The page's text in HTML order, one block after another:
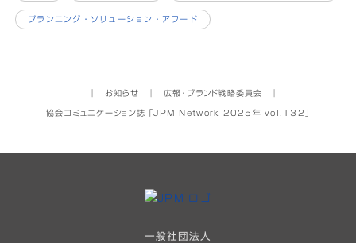
プランニング・ソリューション・アワード
お知らせ 広報・ブランド戦略委員会
協会コミュニケーション誌 「JPM Network 2025年 vol.132」
一般社団法人